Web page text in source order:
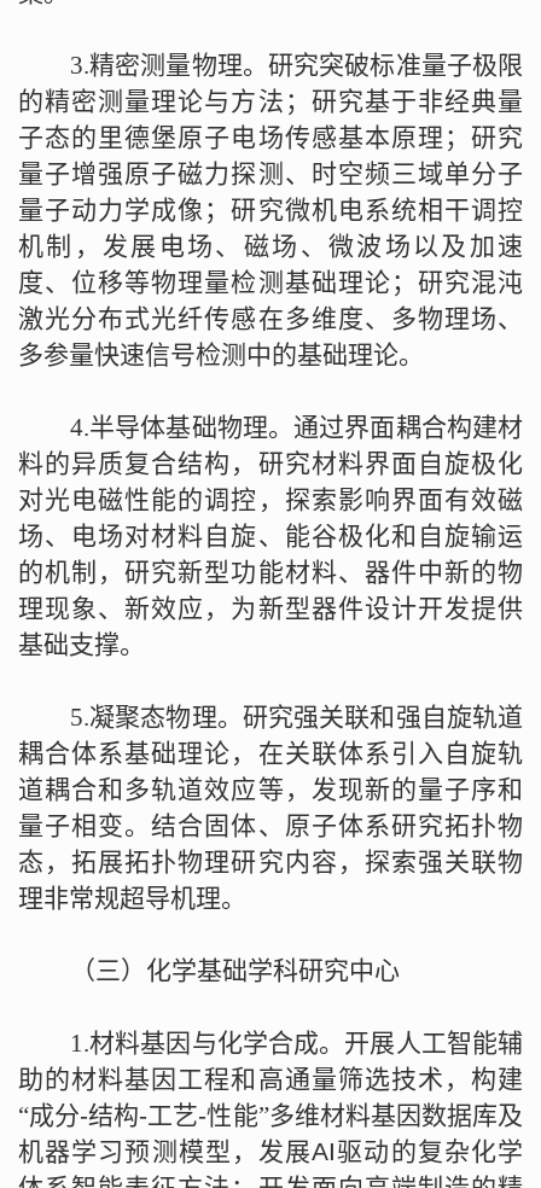
3.精密测量物理。研究突破标准量子极限
的精密测量理论与方法；研究基于非经典量
子态的里德堡原子电场传感基本原理；研究
量子增强原子磁力探测、时空频三域单分子
量子动力学成像；研究微机电系统相干调控
机制，发展电场、磁场、微波场以及加速
度、位移等物理量检测基础理论；研究混沌
激光分布式光纤传感在多维度、多物理场、
多参量快速信号检测中的基础理论。
4.半导体基础物理。通过界面耦合构建材
料的异质复合结构，研究材料界面自旋极化
对光电磁性能的调控，探索影响界面有效磁
场、电场对材料自旋、能谷极化和自旋输运
的机制，研究新型功能材料、器件中新的物
理现象、新效应，为新型器件设计开发提供
基础支撑。
5.凝聚态物理。研究强关联和强自旋轨道
耦合体系基础理论，在关联体系引入自旋轨
道耦合和多轨道效应等，发现新的量子序和
量子相变。结合固体、原子体系研究拓扑物
态，拓展拓扑物理研究内容，探索强关联物
理非常规超导机理。
（三）化学基础学科研究中心
1.材料基因与化学合成。开展人工智能辅
助的材料基因工程和高通量筛选技术，构建
“成分-结构-工艺-性能”多维材料基因数据库及
机器学习预测模型，发展AI驱动的复杂化学